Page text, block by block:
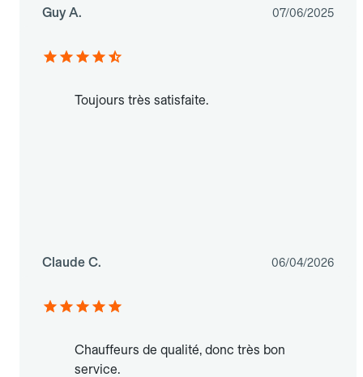
Guy A. 07/06/2025
Toujours très satisfaite.
Claude C. 06/04/2026
Chauffeurs de qualité, donc très bon
service.